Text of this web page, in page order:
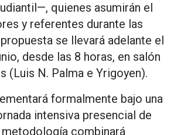
quienes asumirán el
y referentes durante las
se llevará adelante el
desde las 8 horas, en salón
(Luis N. Palma e Yrigoyen).
formalmente bajo una
intensiva presencial de
combinará